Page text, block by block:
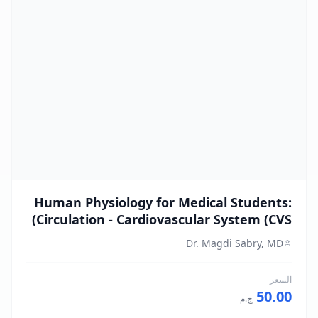
Human Physiology for Medical Students:
Circulation - Cardiovascular System (CVS)
Dr. Magdi Sabry, MD
السعر
50.00 ج.م